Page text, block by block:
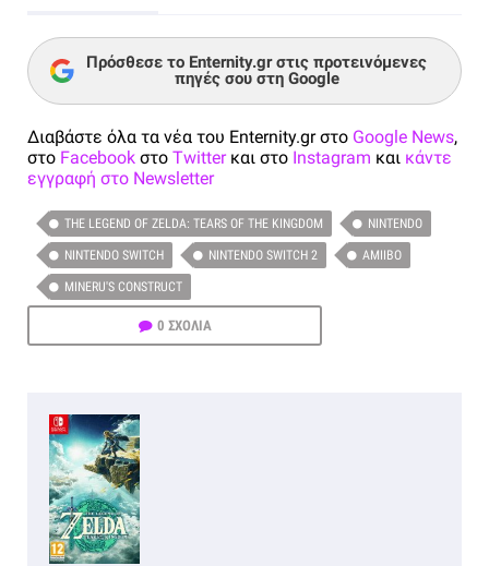
Πρόσθεσε το Enternity.gr στις προτεινόμενες
πηγές σου στη Google
Διαβάστε όλα τα νέα του Enternity.gr στο Google News,
στο Facebook στο Twitterκαι στο Instagram και κάντε
εγγραφή στο Newsletter
THE LEGEND OF ZELDA: TEARS OF THE KINGDOM NINTENDO
NINTENDO SWITCH NINTENDO SWITCH 2 AMIIBO
MINERU'S CONSTRUCT
0 ΣΧΟΛΙΑ